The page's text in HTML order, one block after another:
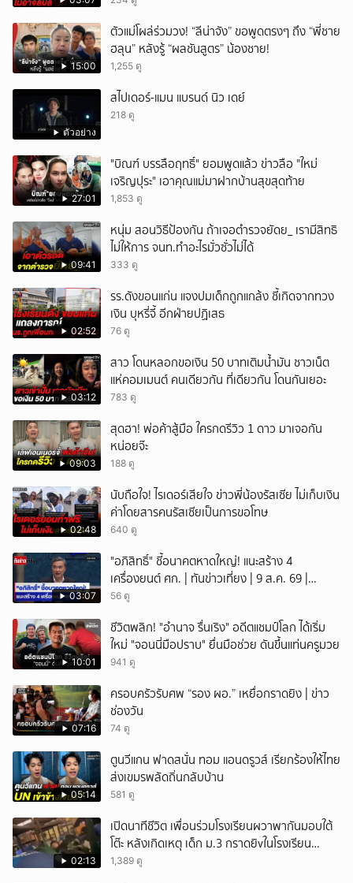
15:00
ตัวแม่โผล่ร่วมวง! “ลีน่าจัง” ขอพูดตรงๆ ถึง “พี่ชาย
ฮลุน” หลังรู้ “ผลชันสูตร” น้องชาย!
1,255 ดู
ตัวอย่าง
สไปเดอร์-แมน แบรนด์ นิว เดย์
218 ดู
27:01
"บิณฑ์ บรรลือฤทธิ์" ยอมพูดแล้ว ข่าวลือ "ใหม่
เจริญปุระ" เอาคุณแม่มาฝากบ้านสุขสุดท้าย
1,853 ดู
09:41
หนุ่ม สอนวิธีป้องกัน ถ้าเจอตำรวจยัดย_ เรามีสิทธิ
ไม่ให้การ จนท.ทำอะไรมั่วซั่วไม่ได้
333 ดู
02:52
รร.ดังขอนแก่น แจงปมเด็กถูกแกล้ง ชี้เกิดจากทวง
เงิน บุหรี่จี้ อีกฝ่ายปฏิเสธ
76 ดู
03:12
สาว โดนหลอกขอเงิน 50 บาทเติมน้ำมัน ชาวเน็ต
แห่คอมเมนต์ คนเดียวกัน ที่เดียวกัน โดนกันเยอะ
783 ดู
09:03
สุดฮา! พ่อค้าสู้มือ ใครกดรีวิว 1 ดาว มาเจอกัน
หน่อยจ๊ะ
188 ดู
02:48
นับถือใจ! ไรเดอร์เสียใจ ข่าวพี่น้องรัสเซีย ไม่เก็บเงิน
ค่าโดยสารคนรัสเซียเป็นการขอโทษ
640 ดู
03:07
"อภิสิทธิ์" ชี้อนาคตหาดใหญ่! แนะสร้าง 4
เครื่องยนต์ ศก. | ทันข่าวเที่ยง | 9 ส.ค. 69 |
NationTV22
56 ดู
10:01
ชีวิตพลิก! "อำนาจ รื่นเริง" อดีตแชมป์โลก ได้เริ่ม
ใหม่ "จอนนี่มือปราบ" ยื่นมือช่วย ดันขึ้นแท่นครูมวย
941 ดู
07:16
ครอบครัวรับศพ “รอง ผอ.” เหยื่อกราดยิง | ข่าว
ช่องวัน
74 ดู
05:14
ตูนวีแกน ฟาดสนั่น ทอม แอนดรูวส์ เรียกร้องให้ไทย
ส่งเขมรพลัดถิ่นกลับบ้าน
581 ดู
02:13
เปิดนาทีชีวิต เพื่อนร่วมโรงเรียนผวาพากันมอบใต้
โต๊ะ หลังเกิดเหตุ เด็ก ม.3 กราดยิvในโรงเรียน
เทพศิรินทร์นนท์ แบบไม่เลือกหน้า เสียงปืนดังสนั่น
1,389 ดู